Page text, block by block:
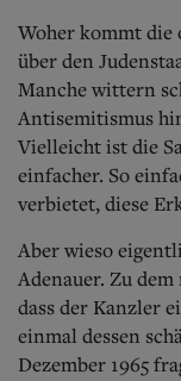
Woher kommt die
über den
Manche wittern
Antisemitismus
Vielleicht ist die
einfacher. So
verbietet, diese
Aber wieso
Adenauer. Zu
dass der Kanzler
einmal dessen
Dezember 1965